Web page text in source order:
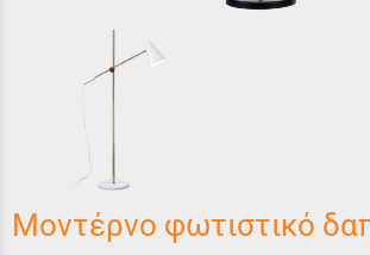
Μοντέρνο φωτιστικό